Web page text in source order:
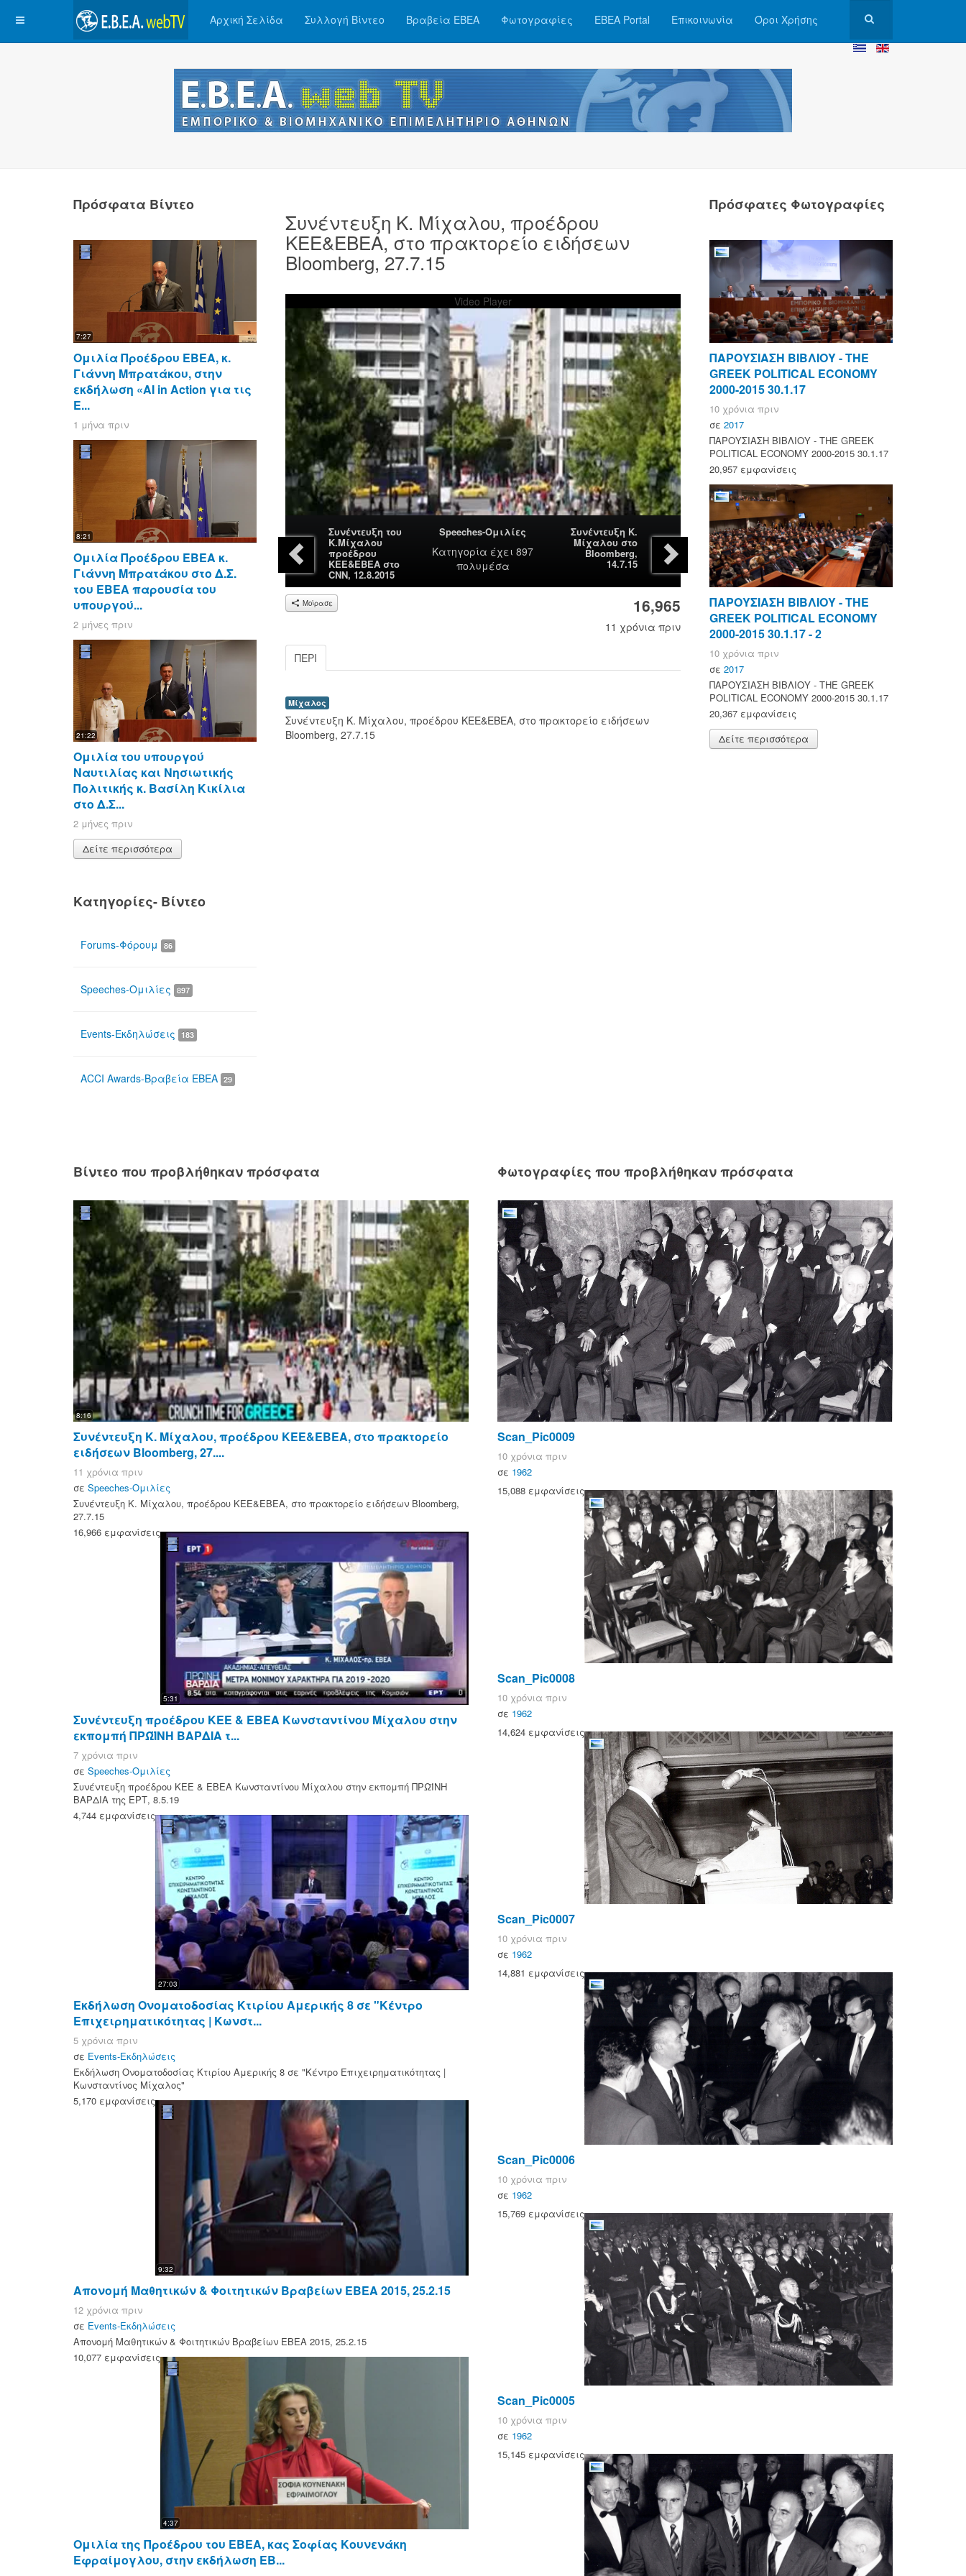
Αρχική Σελίδα Συλλογή Βίντεο Βραβεία ΕΒΕΑ Φωτογραφίες ΕΒΕΑ Portal Επικοινωνία Όροι Χρήσης
Συνέντευξη Κ. Μίχαλου, προέδρου
ΚΕΕ&ΕΒΕΑ, στο πρακτορείο ειδήσεων
Bloomberg, 27.7.15
Video Player
Συνέντευξη του
Κ.Μίχαλου
προέδρου
ΚΕΕ&ΕΒΕΑ στο
CNN, 12.8.2015
Speeches-Ομιλίες
Κατηγορία έχει 897
πολυμέσα
Συνέντευξη Κ.
Μίχαλου στο
Bloomberg,
14.7.15
Μοίρασε 16,965
11 χρόνια πριν
ΠΕΡΊ
Μίχαλος
Συνέντευξη Κ. Μίχαλου, προέδρου ΚΕΕ&ΕΒΕΑ, στο πρακτορείο ειδήσεων
Bloomberg, 27.7.15
Πρόσφατα Βίντεο
7:27
Ομιλία Προέδρου ΕΒΕΑ, κ.
Γιάννη Μπρατάκου, στην
εκδήλωση «AI in Action για τις
Ε...
1 μήνα πριν
8:21
Ομιλία Προέδρου ΕΒΕΑ κ.
Γιάννη Μπρατάκου στο Δ.Σ.
του ΕΒΕΑ παρουσία του
υπουργού...
2 μήνες πριν
21:22
Ομιλία του υπουργού
Ναυτιλίας και Νησιωτικής
Πολιτικής κ. Βασίλη Κικίλια
στο Δ.Σ...
2 μήνες πριν
Δείτε περισσότερα
Κατηγορίες- Βίντεο
Forums-Φόρουμ 86
Speeches-Ομιλίες 897
Events-Εκδηλώσεις 183
ACCI Awards-Βραβεία ΕΒΕΑ 29
Πρόσφατες Φωτογραφίες
ΠΑΡΟΥΣΙΑΣΗ ΒΙΒΛΙΟΥ - ΤΗΕ
GREEK POLITICAL ECONOMY
2000-2015 30.1.17
10 χρόνια πριν
σε 2017
ΠΑΡΟΥΣΙΑΣΗ ΒΙΒΛΙΟΥ - ΤΗΕ GREEK
POLITICAL ECONOMY 2000-2015 30.1.17
20,957 εμφανίσεις
ΠΑΡΟΥΣΙΑΣΗ ΒΙΒΛΙΟΥ - ΤΗΕ
GREEK POLITICAL ECONOMY
2000-2015 30.1.17 - 2
10 χρόνια πριν
σε 2017
ΠΑΡΟΥΣΙΑΣΗ ΒΙΒΛΙΟΥ - ΤΗΕ GREEK
POLITICAL ECONOMY 2000-2015 30.1.17
20,367 εμφανίσεις
Δείτε περισσότερα
Βίντεο που προβλήθηκαν πρόσφατα
8:16
Συνέντευξη Κ. Μίχαλου, προέδρου ΚΕΕ&ΕΒΕΑ, στο πρακτορείο
ειδήσεων Bloomberg, 27....
11 χρόνια πριν
σε Speeches-Ομιλίες
Συνέντευξη Κ. Μίχαλου, προέδρου ΚΕΕ&ΕΒΕΑ, στο πρακτορείο ειδήσεων Bloomberg,
27.7.15
16,966 εμφανίσεις
5:31
Συνέντευξη προέδρου ΚΕΕ & ΕΒΕΑ Κωνσταντίνου Μίχαλου στην
εκπομπή ΠΡΩΪΝΗ ΒΑΡΔΙΑ τ...
7 χρόνια πριν
σε Speeches-Ομιλίες
Συνέντευξη προέδρου ΚΕΕ & ΕΒΕΑ Κωνσταντίνου Μίχαλου στην εκπομπή ΠΡΩΪΝΗ
ΒΑΡΔΙΑ της ΕΡΤ, 8.5.19
4,744 εμφανίσεις
27:03
Eκδήλωση Ονοματοδοσίας Κτιρίου Αμερικής 8 σε "Κέντρο
Επιχειρηματικότητας | Κωνστ...
5 χρόνια πριν
σε Events-Εκδηλώσεις
Eκδήλωση Ονοματοδοσίας Κτιρίου Αμερικής 8 σε "Κέντρο Επιχειρηματικότητας |
Κωνσταντίνος Μίχαλος"
5,170 εμφανίσεις
9:32
Απονομή Μαθητικών & Φοιτητικών Βραβείων ΕΒΕΑ 2015, 25.2.15
12 χρόνια πριν
σε Events-Εκδηλώσεις
Απονομή Μαθητικών & Φοιτητικών Βραβείων ΕΒΕΑ 2015, 25.2.15
10,077 εμφανίσεις
4:37
Ομιλία της Προέδρου του ΕΒΕΑ, κας Σοφίας Κουνενάκη
Εφραίμογλου, στην εκδήλωση ΕΒ...
Φωτογραφίες που προβλήθηκαν πρόσφατα
Scan_Pic0009
10 χρόνια πριν
σε 1962
15,088 εμφανίσεις
Scan_Pic0008
10 χρόνια πριν
σε 1962
14,624 εμφανίσεις
Scan_Pic0007
10 χρόνια πριν
σε 1962
14,881 εμφανίσεις
Scan_Pic0006
10 χρόνια πριν
σε 1962
15,769 εμφανίσεις
Scan_Pic0005
10 χρόνια πριν
σε 1962
15,145 εμφανίσεις